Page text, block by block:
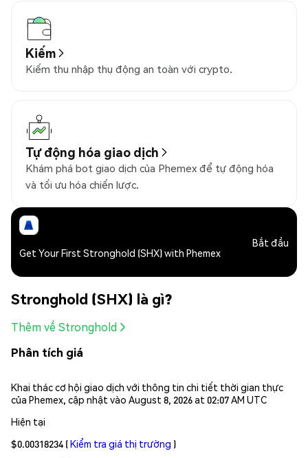
Kiếm
Kiếm thu nhập thụ động an toàn với crypto.
Tự động hóa giao dịch
Khám phá bot giao dịch của Phemex để tự động hóa
và tối ưu hóa chiến lược.
Get Your First Stronghold (SHX) with Phemex
Bắt đầu
Stronghold (SHX) là gì?
Thêm về Stronghold
Phân tích giá
Khai thác cơ hội giao dịch với thông tin chi tiết thời gian thực
của Phemex, cập nhật vào August 8, 2026 at 02:07 AM UTC
Hiện tại
$0.00318234 (Kiểm tra giá thị trường )